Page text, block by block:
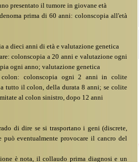
presentato il tumore in giovane età
prima di 60 anni: colonscopia all'età
a dieci anni di età e valutazione genetica
colonscopia a 20 anni e valutazione ogni
ogni anno; valutazione genetica
colon: colonscopia ogni 2 anni in colite
a tutto il colon, della durata 8 anni; se colite
al colon sinistro, dopo 12 anni
di dire se si trasportano i geni (discrete,
eventualmente provocare il cancro del
è nota, il collaudo prima diagnosi e un